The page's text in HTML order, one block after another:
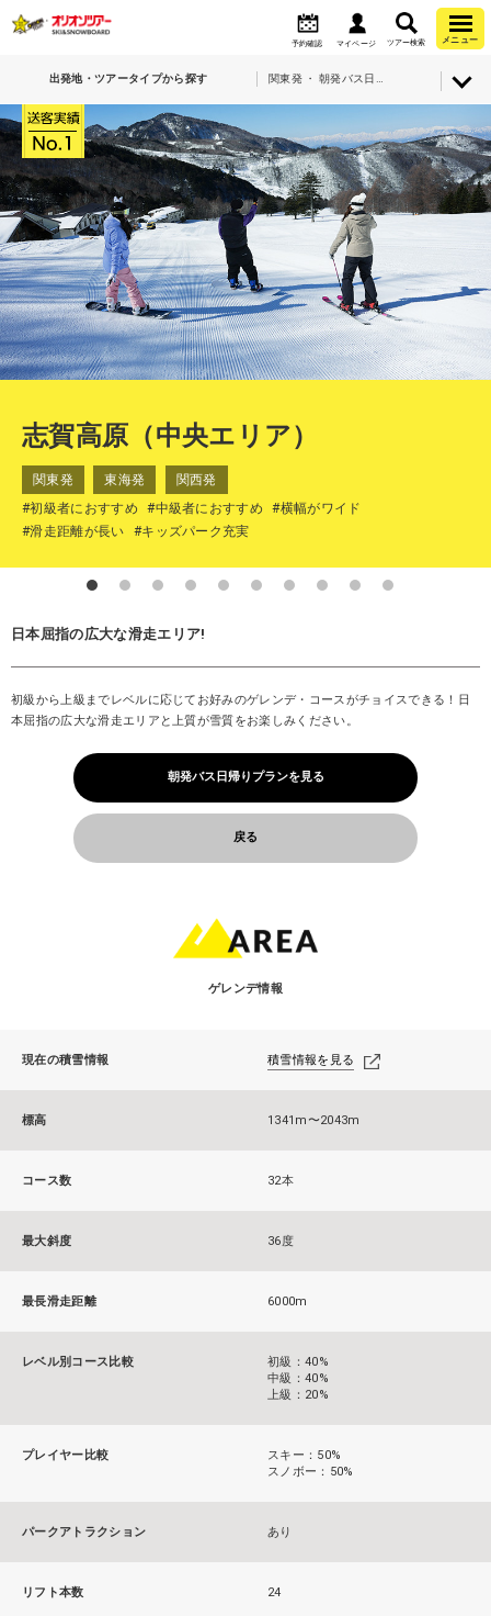
予約確認 マイページ ツアー検索 メニュー
出発地・ツアータイプから探す
志賀高原（中央エリア）
関東発 東海発
関西発
#初級者におすすめ
#中級者におすすめ
#横幅がワイド
#滑走距離が長い
#キッズパーク充実
日本屈指の広大な滑走エリア!
初級から上級までレベルに応じてお好みのゲレンデ・コースがチョイスできる！日
本屈指の広大な滑走エリアと上質が雪質をお楽しみください。
朝発バス日帰りプランを見る
戻る
ゲレンデ情報
現在の積雪情報 積雪情報を見る
標高 1341m〜2043m
コース数 32本
最大斜度 36度
最長滑走距離 6000m
レベル別コース比較
初級：40%
中級：40%
上級：20%
プレイヤー比較
スキー：50%
スノボー：50%
パークアトラクション あり
リフト本数 24